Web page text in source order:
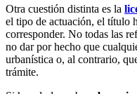
Otra cuestión distinta es la
el tipo de actuación, el título
corresponder. No todas las
no dar por hecho que
urbanística o, al contrario,
trámite.